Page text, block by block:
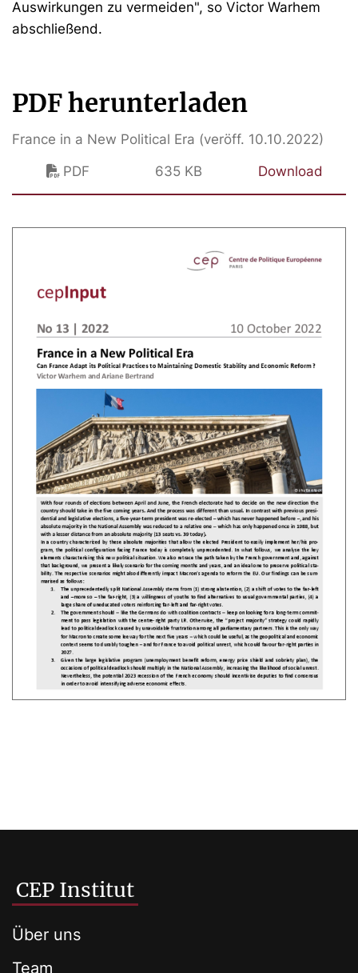
Auswirkungen zu vermeiden", so Victor Warhem
abschließend.
PDF herunterladen
France in a New Political Era (veröff. 10.10.2022)
PDF
635 KB Download
CEP Institut
Über uns
Team